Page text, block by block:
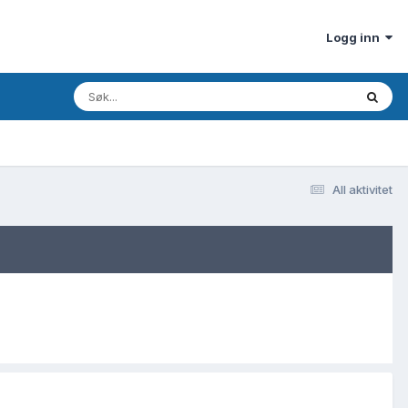
Logg inn
All aktivitet